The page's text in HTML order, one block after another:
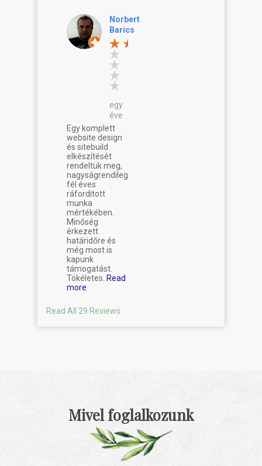
Norbert
Barics
egy
éve
Egy komplett
website design
és sitebuild
elkészítését
rendeltük meg,
nagyságrendileg
fél éves
ráfordított
munka
mértékében.
Minőség
érkezett
határidőre és
még most is
kapunk
támogatást.
Tökéletes. Read
more
Read All 29 Reviews
Mivel foglalkozunk